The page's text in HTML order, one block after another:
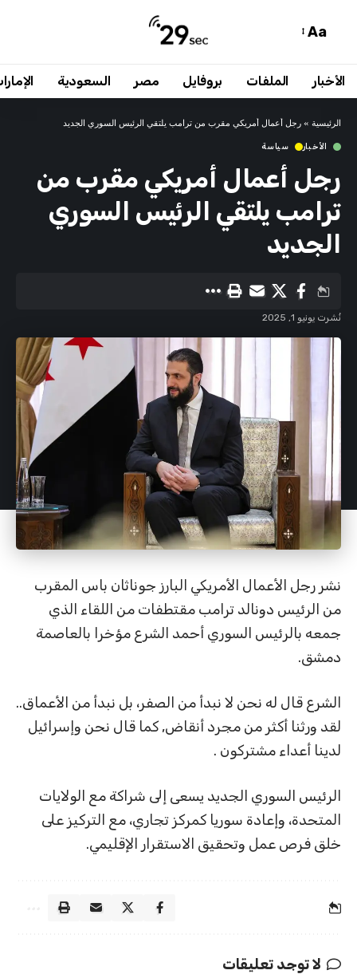
Aa
الأخبار الملفات بروفايل مصر السعودية
الرئيسية » رجل أعمال أمريكي مقرب من ترامب يلتقي الرئيس السوري الجديد
الأخبار سياسة
رجل أعمال أمريكي مقرب من
ترامب يلتقي الرئيس السوري
الجديد
نُشرت يونيو 1, 2025
نشر رجل الأعمال الأمريكي البارز جوناثان باس المقرب
من الرئيس دونالد ترامب مقتطفات من اللقاء الذي
جمعه بالرئيس السوري أحمد الشرع مؤخرا بالعاصمة
دمشق.
الشرع قال له نحن لا نبدأ من الصفر، بل نبدأ من الأعماق..
لقد ورثنا أكثر من مجرد أنقاض, كما قال نحن وإسرائيل
لدينا أعداء مشتركون .
الرئيس السوري الجديد يسعى إلى شراكة مع الولايات
المتحدة، وإعادة سوريا كمركز تجاري، مع التركيز على
خلق فرص عمل وتحقيق الاستقرار الإقليمي.
لا توجد تعليقات